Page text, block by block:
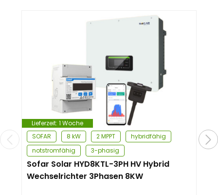
Lieferzeit: 1 Woche
SOFAR
8 kW 2 MPPT
hybridfähig
notstromfähig
3-phasig
Sofar Solar HYD8KTL-3PH HV Hybrid
Wechselrichter 3Phasen 8KW